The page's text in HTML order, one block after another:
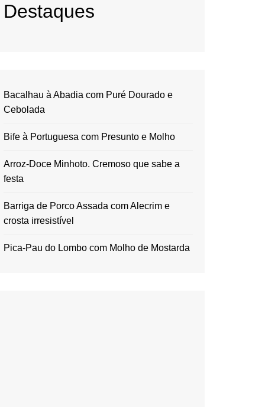
Destaques
Bacalhau à Abadia com Puré Dourado e
Cebolada
Bife à Portuguesa com Presunto e Molho
Arroz-Doce Minhoto. Cremoso que sabe a
festa
Barriga de Porco Assada com Alecrim e
crosta irresistível
Pica-Pau do Lombo com Molho de Mostarda